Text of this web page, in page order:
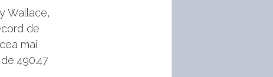
Wallace,
de
mai
490.47